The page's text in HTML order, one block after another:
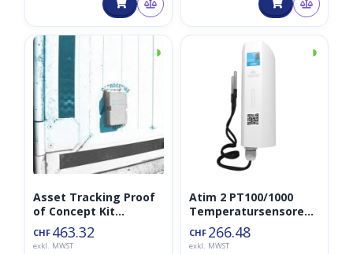
◑
Asset Tracking Proof
of Concept Kit
(Sensor+Konnektivität
+Plattform)
CHF 463.32
exkl. MWST
◑
Atim 2 PT100/1000
Temperatursensoren
ACW-TM2P
CHF 266.48
exkl. MWST